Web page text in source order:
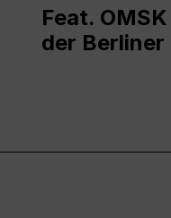
Feat.
der